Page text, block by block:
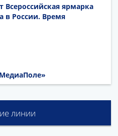
Всероссийская ярмарка
в России. Время
линии